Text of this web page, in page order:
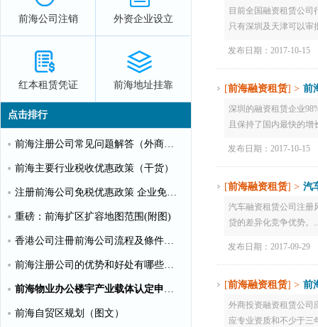
目前全国融资租赁公司
只有深圳及天津可以审
发布日期：2017-10-15
[前海融资租赁] > 前
深圳的融资租赁企业
且保持了国内最快的增
发布日期：2017-10-15
[前海融资租赁] > 汽
汽车融资租赁公司注册
贷的差异化竞争优势。
发布日期：2017-09-29
[前海融资租赁] > 前
外商投资融资租赁公司
应专业资质和不少于三
前海公司注销 外资企业设立
红本租赁凭证 前海地址挂靠
点击排行
前海注册公司常见问题解答（外商投资）
前海主要行业税收优惠政策（干货）
注册前海公司免税优惠政策 企业免税10%个人可全免
重磅：前海扩区扩容地图范围(附图)
香港公司注冊前海公司流程及條件【圖文】
前海注册公司的优势和好处有哪些？（推荐）
前海物业办公楼宇产业载体认定申请指南（第一批）
前海自贸区规划（图文）